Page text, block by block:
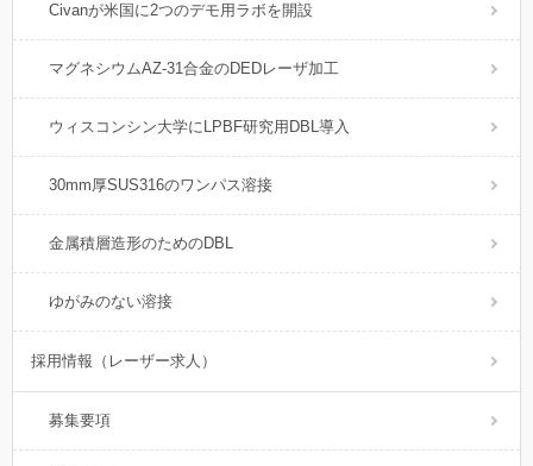
Civanが米国に2つのデモ用ラボを開設
マグネシウムAZ-31合金のDEDレーザ加工
ウィスコンシン大学にLPBF研究用DBL導入
30mm厚SUS316のワンパス溶接
金属積層造形のためのDBL
ゆがみのない溶接
採用情報（レーザー求人）
募集要項